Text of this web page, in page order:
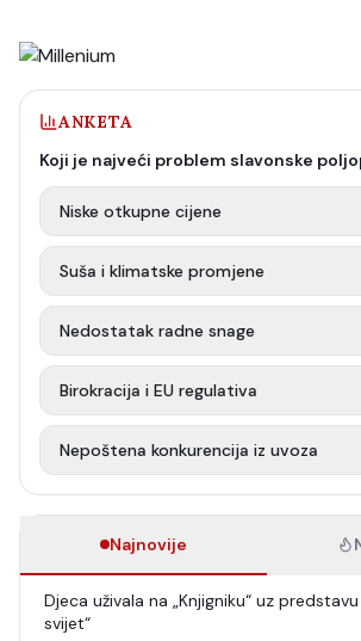
ANKETA
Koji je najveći problem slavonske
Niske otkupne cijene
Suša i klimatske promjene
Nedostatak radne snage
Birokracija i EU regulativa
Nepoštena konkurencija iz uvoza
Najnovije
Djeca uživala na „Knjigniku“ uz predstavu
svijet“